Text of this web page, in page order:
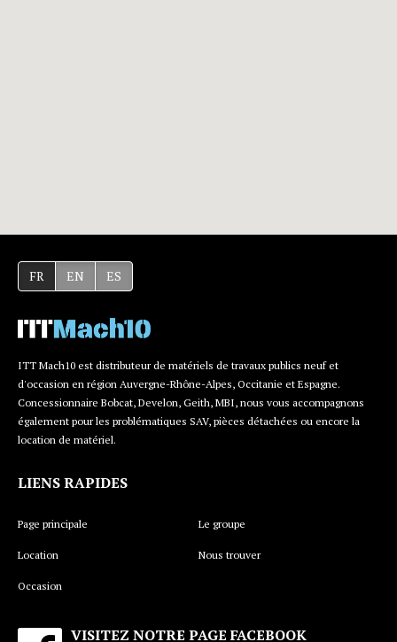
FR EN ES
ITT Mach10 est distributeur de matériels de travaux publics neuf et
d'occasion en région Auvergne-Rhône-Alpes, Occitanie et Espagne.
Concessionnaire Bobcat, Develon, Geith, MBI, nous vous accompagnons
également pour les problématiques SAV, pièces détachées ou encore la
location de matériel.
LIENS RAPIDES
Page principale Le groupe
Location Nous trouver
Occasion
VISITEZ NOTRE PAGE FACEBOOK